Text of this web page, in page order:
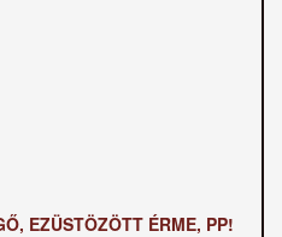
EZÜSTÖZÖTT ÉRME, PP!